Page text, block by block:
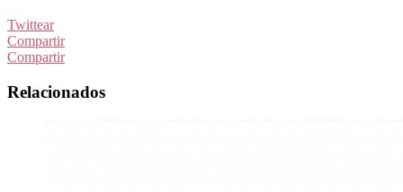
Twittear
Compartir
Compartir
Relacionados